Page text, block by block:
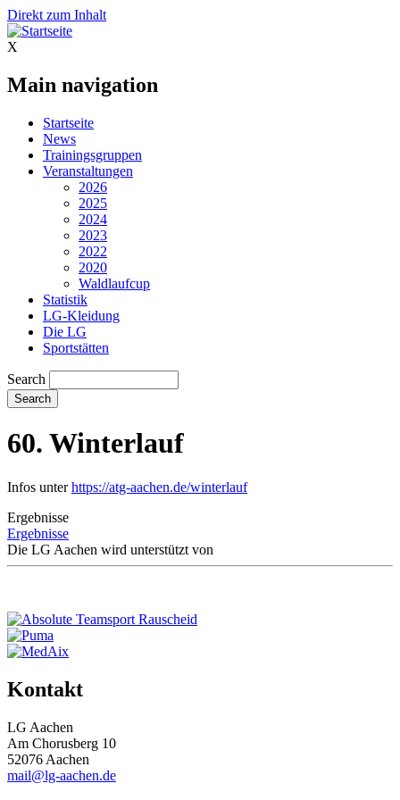
Direkt zum Inhalt
X
Main navigation
Startseite
News
Trainingsgruppen
Veranstaltungen
2026
2025
2024
2023
2022
2020
Waldlaufcup
Statistik
LG-Kleidung
Die LG
Sportstätten
Search
60. Winterlauf
Infos unterhttps://atg-aachen.de/winterlauf
Ergebnisse
Ergebnisse
Die LG Aachen wird unterstützt von
Kontakt
LG Aachen
Am Chorusberg 10
52076 Aachen
mail@lg-aachen.de